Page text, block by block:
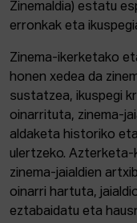
Zinemaldia) estatu
erronkak eta
Zinema-ikerketako
honen xedea da
sustatzea, ikuspegi
oinarrituta, zinema-
aldaketa historiko
ulertzeko. Azterketa-
zinema-jaialdien
oinarri hartuta,
eztabaidatu eta